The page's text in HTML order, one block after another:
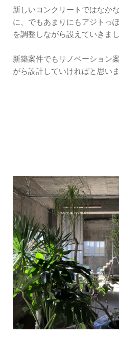
新しいコンクリートではなか
に、でもあまりにもアジトっ
を調整しながら設えていきまし
新築案件でもリノベーション
がら設計していければと思いま